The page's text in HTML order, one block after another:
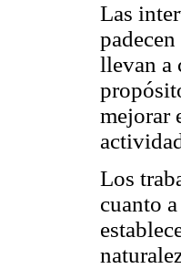
Las
llevan a
mejorar
Los
cuanto